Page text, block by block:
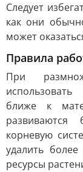
Следует
как они
может
Правила
При
ближе к
корневую
удалить
ресурсы